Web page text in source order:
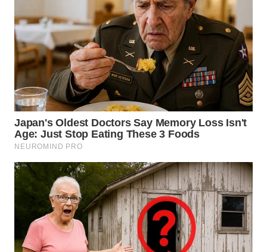
WN
KARAWANG
WN
BEKASI
BOGOR
WN
DEPOK
TAPANULI
UTARA